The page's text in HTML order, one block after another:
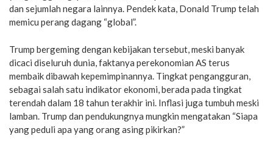
dan sejumlah negara lainnya. Pendek kata, Donald Trump telah
memicu perang dagang “global”.
Trump bergeming dengan kebijakan tersebut, meski banyak
dicaci diseluruh dunia, faktanya perekonomian AS terus
membaik dibawah kepemimpinannya. Tingkat pengangguran,
sebagai salah satu indikator ekonomi, berada pada tingkat
terendah dalam 18 tahun terakhir ini. Inflasi juga tumbuh meski
lamban. Trump dan pendukungnya mungkin mengatakan “Siapa
yang peduli apa yang orang asing pikirkan?”